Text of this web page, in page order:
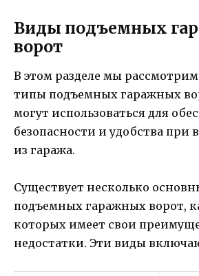
Виды подъемных
ворот
В этом разделе мы
типы подъемных гаражных
могут использоваться для
безопасности и удобства при
из гаража.
Существует несколько
подъемных гаражных ворот,
которых имеет свои
недостатки. Эти виды